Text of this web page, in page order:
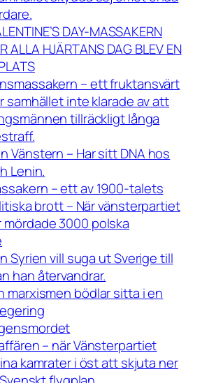
DAY-MASSAKERN
ALLA HJÄRTANS DAG BLEV EN
– ett fruktansvärt
samhället inte klarade av att
tillräckligt långa
Vänstern – Har sitt DNA hos
Lenin.
– ett av 1900-talets
brott – När vänsterpartiet
mördade 3000 polska
Syrien vill suga ut Sverige till
han återvandrar.
marxismen bödlar sitta i en
– när Vänsterpartiet
kamrater i öst att skjuta ner